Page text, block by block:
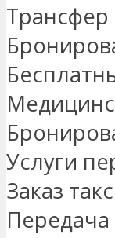
Трансфер
Услуги
Заказ